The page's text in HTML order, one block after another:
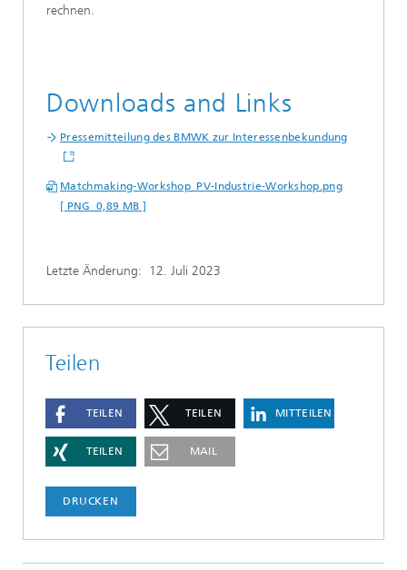
rechnen.
Downloads and Links
Pressemitteilung des BMWK zur Interessenbekundung
Matchmaking-Workshop_PV-Industrie-Workshop.png
[ PNG 0,89 MB ]
Letzte Änderung: 12. Juli 2023
Teilen
TEILEN TEILEN MITTEILEN
TEILEN MAIL
DRUCKEN